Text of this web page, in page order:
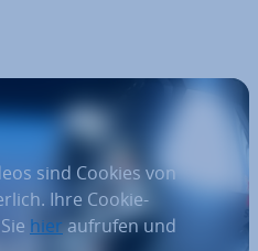
sind Cookies von
Ihre Cookie-
hier aufrufen und